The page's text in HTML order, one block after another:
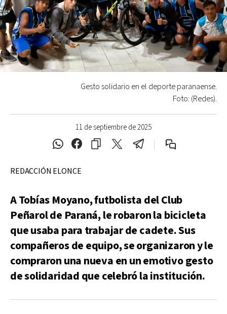
11 de septiembre de 2025
Gesto solidario en el deporte paranaense.
Foto: (Redes).
REDACCIÓN ELONCE
A Tobías Moyano, futbolista del Club
Peñarol de Paraná, le robaron la bicicleta
que usaba para trabajar de cadete. Sus
compañeros de equipo, se organizaron y le
compraron una nueva en un emotivo gesto
de solidaridad que celebró la institución.